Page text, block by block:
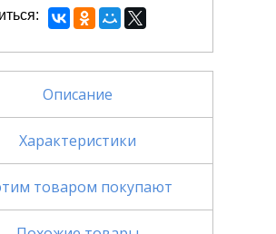
Описание
Характеристики
товаром покупают